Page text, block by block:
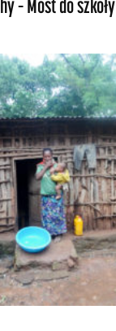
– Most do szkoły